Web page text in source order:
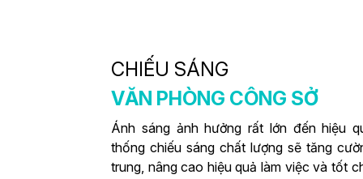
CHIẾU SÁNG
VĂN PHÒNG CÔNG SỞ
Ánh sáng ảnh hưởng rất lớn đến hiệu
thống chiếu sáng chất lượng sẽ tăng
trung, nâng cao hiệu quả làm việc và tốt